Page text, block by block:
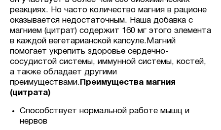
реакциях. Но часто количество магния в рационе
оказывается недостаточным. Наша добавка с
магнием (цитрат) содержит 160 мг этого элемента
в каждой вегетарианской капсуле.Магний
помогает укрепить здоровье сердечно-
сосудистой системы, иммунной системы, костей,
а также обладает другими
преимуществами. Преимущества магния
(цитрата)
Способствует нормальной работе мышц и
нервов